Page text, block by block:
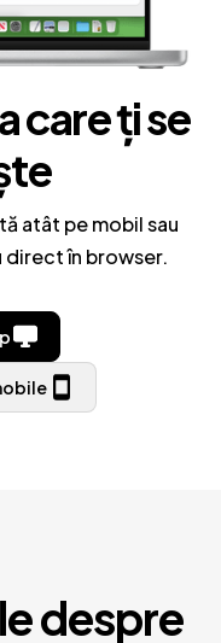
care ți se
atât pe mobil sau
în browser.
despre